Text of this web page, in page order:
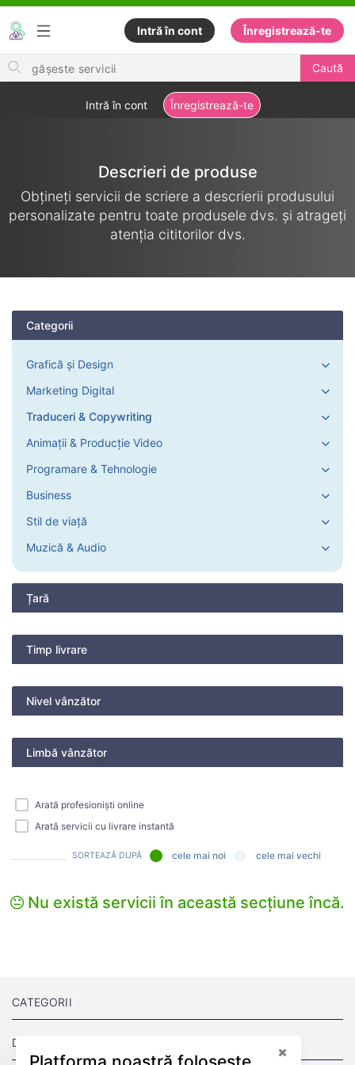
Intră în cont Înregistrează-te
Search
Caută
Intră în cont Înregistrează-te
Descrieri de produse
Obțineți servicii de scriere a descrierii produsului
personalizate pentru toate produsele dvs. și atrageți
atenția cititorilor dvs.
Categorii
Grafică și Design
Marketing Digital
Traduceri & Copywriting
Animații & Producție Video
Programare & Tehnologie
Business
Stil de viață
Muzică & Audio
Țară
Timp livrare
Nivel vânzător
Limbă vânzător
Arată profesioniști online
Arată servicii cu livrare instantă
SORTEAZĂ DUPĂ cele mai noi cele mai vechi
Nu există servicii în această secțiune încă.
CATEGORII
DESPRE
Platforma noastră folosește